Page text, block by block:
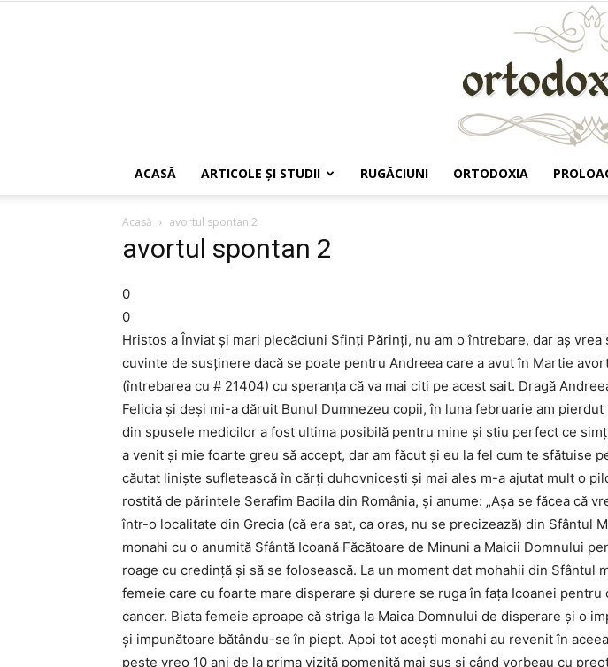
ACASĂ ARTICOLE ŞI STUDII RUGĂCIUNI ORTODOXIA
Acasă avortul spontan 2
avortul spontan 2
0
0
Hristos a Înviat și mari plecăciuni Sfinți Părinți, nu am o întrebare, dar aș vrea
cuvinte de susținere dacă se poate pentru Andreea care a avut în Martie
(întrebarea cu # 21404) cu speranța că va mai citi pe acest sait. Dragă
Felicia și deși mi-a dăruit Bunul Dumnezeu copii, în luna februarie am pierdut
din spusele medicilor a fost ultima posibilă pentru mine și știu perfect ce
a venit și mie foarte greu să accept, dar am făcut și eu la fel cum te sfătuise
căutat liniște sufletească în cărți duhovnicești și mai ales m-a ajutat mult o
rostită de părintele Serafim Badila din România, și anume: „Așa se făcea că
într-o localitate din Grecia (că era sat, ca oras, nu se precizează) din Sfântul
monahi cu o anumită Sfântă Icoană Făcătoare de Minuni a Maicii Domnului
roage cu credință și să se folosească. La un moment dat mohahii din Sfântul
femeie care cu foarte mare disperare și durere se ruga în fața Icoanei pentru
cancer. Biata femeie aproape că striga la Maica Domnului de disperare și o
și impunătoare bătându-se în piept. Apoi tot acești monahi au revenit în
peste vreo 10 ani de la prima vizită pomenită mai sus și când vorbeau cu